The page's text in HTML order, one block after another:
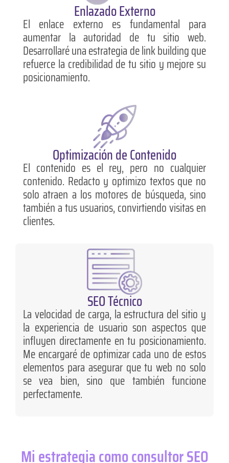
Enlazado Externo
El enlace externo es fundamental para
aumentar la autoridad de tu sitio web.
Desarrollaré una estrategia de link building que
refuerce la credibilidad de tu sitio y mejore su
posicionamiento.
Optimización de Contenido
El contenido es el rey, pero no cualquier
contenido. Redacto y optimizo textos que no
solo atraen a los motores de búsqueda, sino
también a tus usuarios, convirtiendo visitas en
clientes.
SEO Técnico
La velocidad de carga, la estructura del sitio y
la experiencia de usuario son aspectos que
influyen directamente en tu posicionamiento.
Me encargaré de optimizar cada uno de estos
elementos para asegurar que tu web no solo
se vea bien, sino que también funcione
perfectamente.
Mi estrategia como consultor SEO